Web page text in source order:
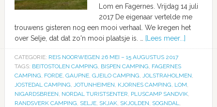
Lom en Fagernes. Vrijdag 14 juli
2017 De eigenaar vertelde me
trouwens gisteren nog een mooi verhaal. We kregen het
over Selje, dat dat zo'n mooi plaatsje is. …
[Lees meer...]
CATEGORIE: REIS NOORWEGEN 26 MEI – 15 AUGUSTUS 2017
TAGS: BEITOSTOLEN CAMPING, BISPEN CAMPING, FAGERNES
CAMPING, FORDE, GAUPNE, GJEILO CAMPING, JOLSTRAHOLMEN,
JOSTEDAL CAMPING, JOTUNHEIMEN, KJORNES CAMPING, LOM,
NIGARDSBREEN, NORDAL TURISTSENTER, PLUSCAMP SANDVIK,
RANDSVERK CAMPING, SELJE, SKJAK, SKJOLDEN, SOGNDAL,